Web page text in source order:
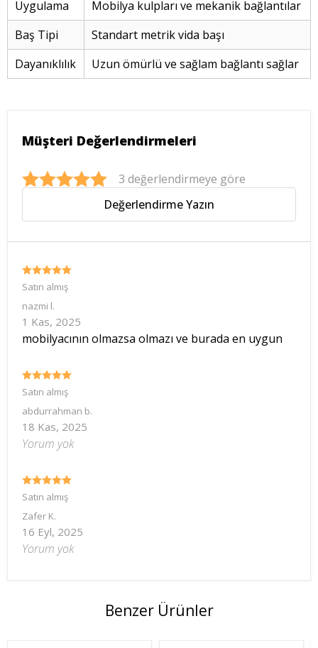
Uygulama
Mobilya kulpları ve mekanik bağlantılar
Baş Tipi
Standart metrik vida başı
Dayanıklılık
Uzun ömürlü ve sağlam bağlantı sağlar
Müşteri Değerlendirmeleri
3 değerlendirmeye göre
Değerlendirme Yazın
Satın almış
nazmi l.
1 Kas, 2025
mobilyacının olmazsa olmazı ve burada en uygun
Satın almış
abdurrahman b.
18 Kas, 2025
Yorum yok
Satın almış
Zafer K.
16 Eyl, 2025
Yorum yok
Benzer Ürünler